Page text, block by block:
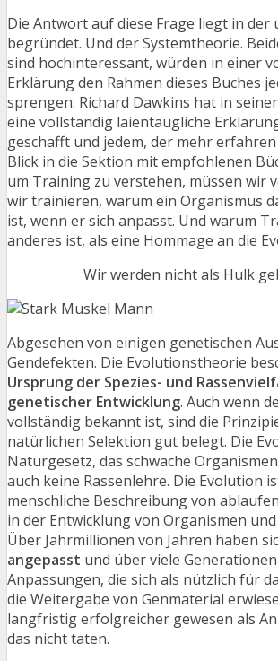
Die Antwort auf diese Frage liegt in der
begründet. Und der Systemtheorie.
sind hochinteressant, würden in einer
Erklärung den Rahmen dieses Buches
sprengen. Richard Dawkins hat in
eine vollständig laientaugliche
geschafft und jedem, der mehr
Blick in die Sektion mit empfohlenen
um Training zu verstehen, müssen wir
wir trainieren, warum ein Organismus
ist, wenn er sich anpasst. Und warum
anderes ist, als eine Hommage an die
Wir werden nicht als Hulk
Abgesehen von einigen genetischen
Gendefekten. Die Evolutionstheorie
Ursprung der Spezies- und
genetischer Entwicklung. Auch wenn
vollständig bekannt ist, sind die
natürlichen Selektion gut belegt. Die
Naturgesetz, das schwache
auch keine Rassenlehre. Die Evolution
menschliche Beschreibung von
in der Entwicklung von Organismen
Über Jahrmillionen von Jahren haben
angepasst und über viele
Anpassungen, die sich als nützlich für
die Weitergabe von Genmaterial
langfristig erfolgreicher gewesen als
das nicht taten.